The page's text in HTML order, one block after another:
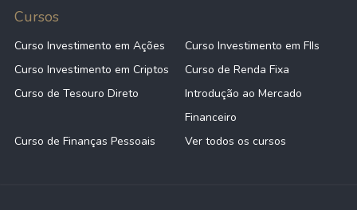
Cursos
Curso Investimento em Ações
Curso Investimento em FIIs
Curso Investimento em Criptos
Curso de Renda Fixa
Curso de Tesouro Direto
Introdução ao Mercado
Financeiro
Curso de Finanças Pessoais
Ver todos os cursos